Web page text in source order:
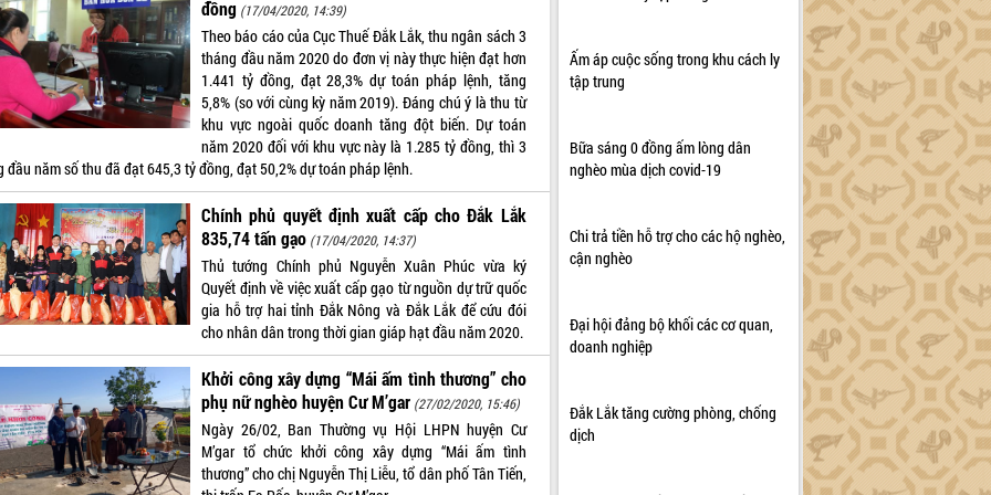
đồng (17/04/2020, 14:39)
Theo báo cáo của Cục Thuế Đắk Lắk, thu ngân sách 3
tháng đầu năm 2020 do đơn vị này thực hiện đạt hơn
1.441 tỷ đồng, đạt 28,3% dự toán pháp lệnh, tăng
5,8% (so với cùng kỳ năm 2019). Đáng chú ý là thu từ
khu vực ngoài quốc doanh tăng đột biến. Dự toán
năm 2020 đối với khu vực này là 1.285 tỷ đồng, thì 3
đầu năm số thu đã đạt 645,3 tỷ đồng, đạt 50,2% dự toán pháp lệnh.
Chính phủ quyết định xuất cấp cho Đắk Lắk
835,74 tấn gạo (17/04/2020, 14:37)
Thủ tướng Chính phủ Nguyễn Xuân Phúc vừa ký
Quyết định về việc xuất cấp gạo từ nguồn dự trữ quốc
gia hỗ trợ hai tỉnh Đắk Nông và Đắk Lắk để cứu đói
cho nhân dân trong thời gian giáp hạt đầu năm 2020.
Khởi công xây dựng “Mái ấm tình thương” cho
phụ nữ nghèo huyện Cư M’gar (27/02/2020, 15:46)
Ngày 26/02, Ban Thường vụ Hội LHPN huyện Cư
M’gar tổ chức khởi công xây dựng “Mái ấm tình
thương” cho chị Nguyễn Thị Liễu, tổ dân phố Tân Tiến,
Ấm áp cuộc sống trong khu cách ly
tập trung
Bữa sáng 0 đồng ấm lòng dân
nghèo mùa dịch covid-19
Chi trả tiền hỗ trợ cho các hộ nghèo,
cận nghèo
Đại hội đảng bộ khối các cơ quan,
doanh nghiệp
Đắk Lắk tăng cường phòng, chống
dịch